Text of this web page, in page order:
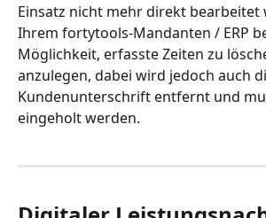
Einsatz nicht mehr direkt bearbeitet
Ihrem fortytools-Mandanten / ERP
Möglichkeit, erfasste Zeiten zu
anzulegen, dabei wird jedoch auch
Kundenunterschrift entfernt und
eingeholt werden.